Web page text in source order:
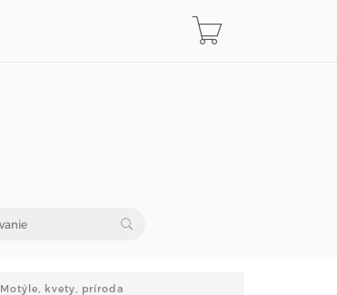
Motýle, kvety, príroda